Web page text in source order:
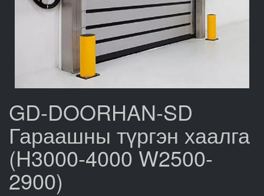
GD-DOORHAN-SD
Гараашны түргэн хаалга
(H3000-4000 W2500-
2900)